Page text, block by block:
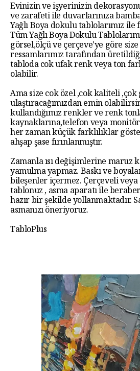
Evinizin ve işyerinizin
ve zarafeti ile duvarlarınıza
Yağlı Boya dokulu tablolarımız ile
Tüm Yağlı Boya Dokulu
görsel,ölçü ve çerçeve'ye göre
ressamlarımız tarafından
tabloda cok ufak renk veya ton
olabilir.
Ama size cok özel ,cok kaliteli
ulaştıracağımızdan emin
kullandığımız renkler ve renk
kaynaklarına,telefon veya monitör
her zaman küçük farklılıklar
ahşap şase fırınlanmıştır.
Zamanla ısı değişimlerine maruz
yamulma yapmaz. Baskı ve
bileşenler içermez. Çerçeveli veya
tablonuz , asma aparatı ile
hazır bir şekilde yollanmaktadır.
asmanızı öneriyoruz.
TabloPlus